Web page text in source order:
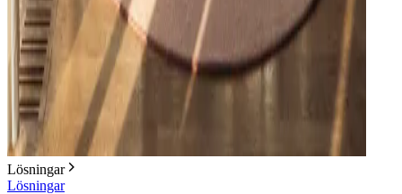
Lösningar
Lösningar